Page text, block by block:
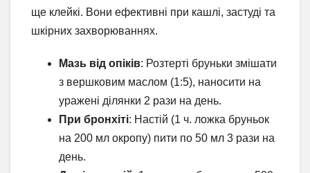
ще клейкі. Вони ефективні при кашлі, застуді та
шкірних захворюваннях.
Мазь від опіків: Розтерті бруньки змішати
з вершковим маслом (1:5), наносити на
уражені ділянки 2 рази на день.
При бронхіті: Настій (1 ч. ложка бруньок
на 200 мл окропу) пити по 50 мл 3 рази на
день.